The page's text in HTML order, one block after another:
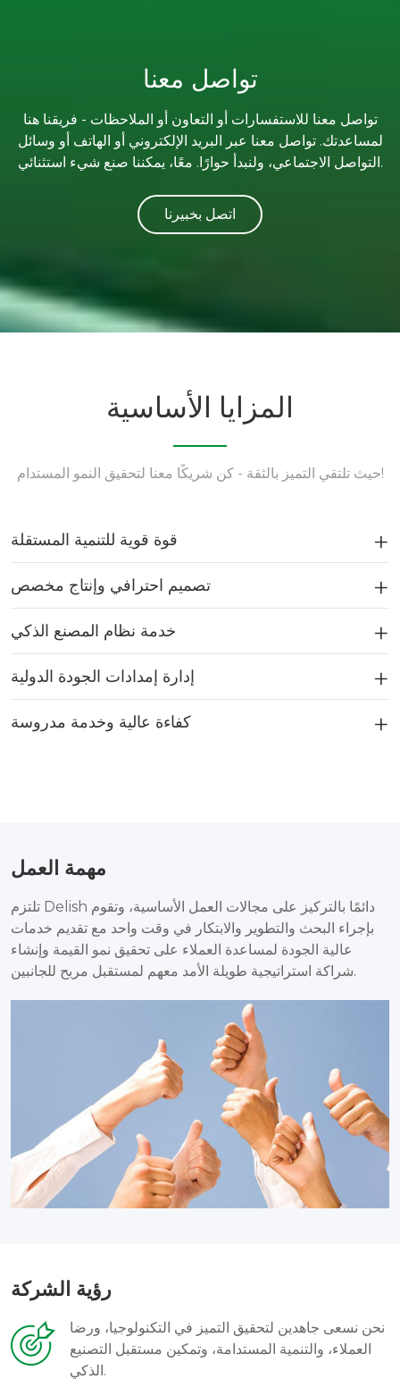
تواصل معنا
تواصل معنا للاستفسارات أو التعاون أو الملاحظات - فريقنا هنا
لمساعدتك. تواصل معنا عبر البريد الإلكتروني أو الهاتف أو وسائل
التواصل الاجتماعي، ولنبدأ حوارًا. معًا، يمكننا صنع شيء استثنائي.
اتصل بخبيرنا
المزايا الأساسية
حيث تلتقي التميز بالثقة - كن شريكًا معنا لتحقيق النمو المستدام!
قوة قوية للتنمية المستقلة
تصميم احترافي وإنتاج مخصص
خدمة نظام المصنع الذكي
إدارة إمدادات الجودة الدولية
كفاءة عالية وخدمة مدروسة
مهمة العمل
تلتزم Delish دائمًا بالتركيز على مجالات العمل الأساسية، وتقوم
بإجراء البحث والتطوير والابتكار في وقت واحد مع تقديم خدمات
عالية الجودة لمساعدة العملاء على تحقيق نمو القيمة وإنشاء
شراكة استراتيجية طويلة الأمد معهم لمستقبل مربح للجانبين.
رؤية الشركة
نحن نسعى جاهدين لتحقيق التميز في التكنولوجيا، ورضا
العملاء، والتنمية المستدامة، وتمكين مستقبل التصنيع
الذكي.